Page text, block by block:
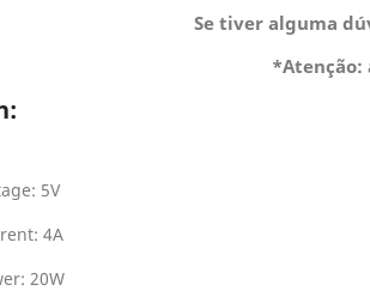
Se tiver alguma
*Atenção:
5V
4A
20W